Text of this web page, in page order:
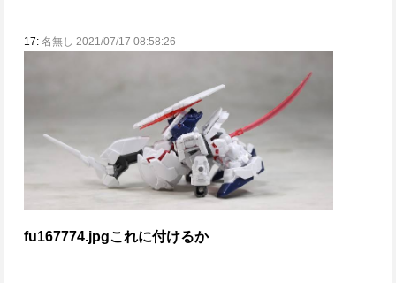
17: 名無し 2021/07/17 08:58:26
fu167774.jpgこれに付けるか